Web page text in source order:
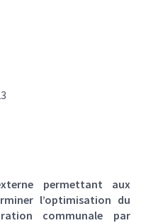
permettant aux
l’optimisation du
communale par